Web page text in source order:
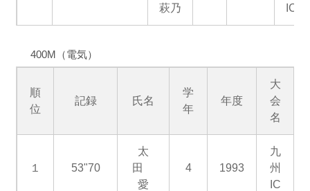
萩乃
IC
400M（電気）
順
位
記録 氏名
学
年
年度
大
会
名
１ 53"70
太
田
愛
4 1993
九
州
IC